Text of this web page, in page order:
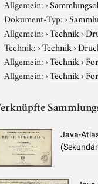
Allgemein:›
Dokument-Typ:›
Allgemein:›Technik›
Technik:›Technik›
Allgemein:›Technik›
Allgemein:›Technik›
Java-